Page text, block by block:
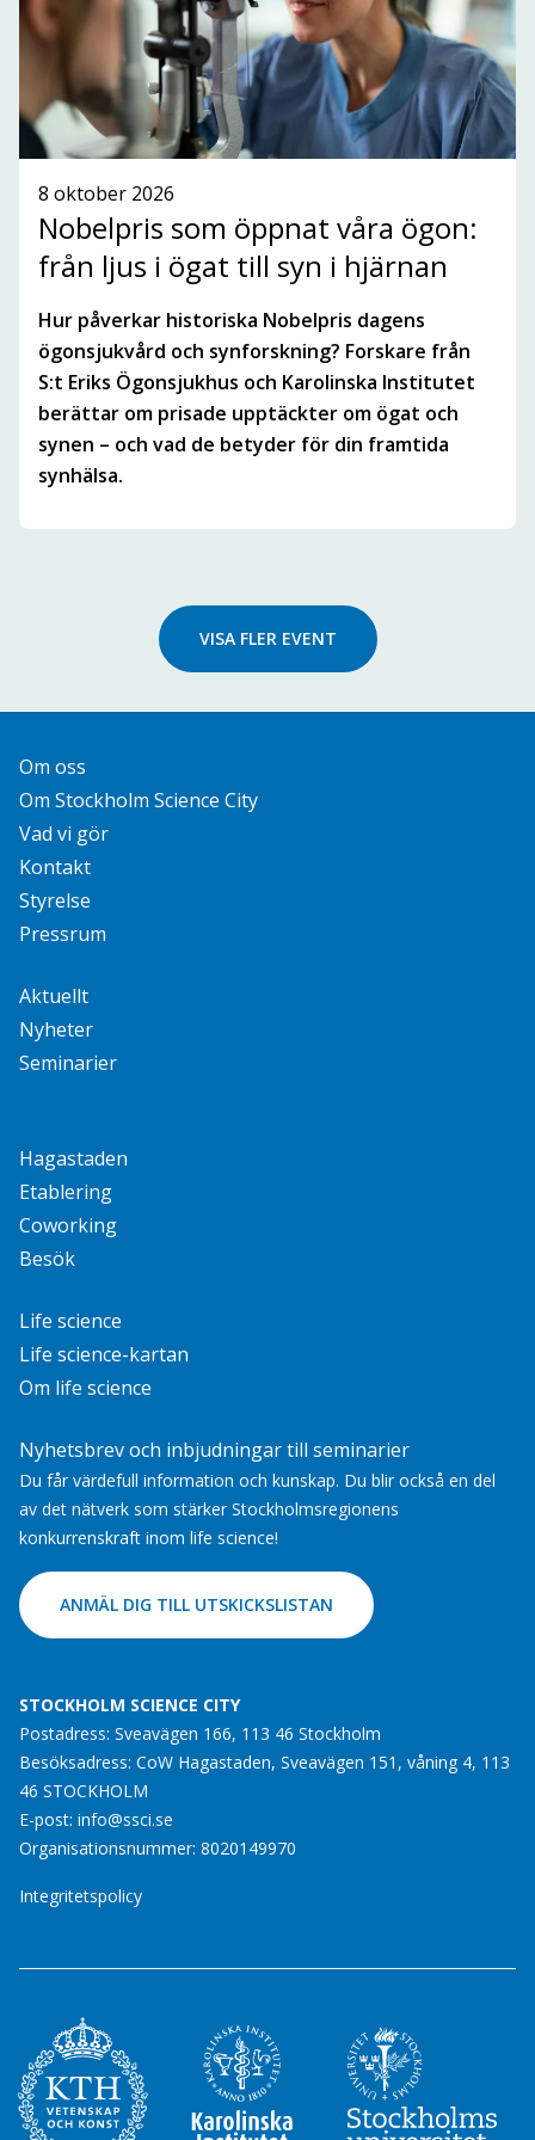
SE ALLA NYHETER
8 oktober 2026
Nobelpris som öppnat våra ögon:
från ljus i ögat till syn i hjärnan
Hur påverkar historiska Nobelpris dagens
ögonsjukvård och synforskning? Forskare från
S:t Eriks Ögonsjukhus och Karolinska Institutet
berättar om prisade upptäckter om ögat och
synen – och vad de betyder för din framtida
synhälsa.
VISA FLER EVENT
Om oss
Om Stockholm Science City
Vad vi gör
Kontakt
Styrelse
Pressrum
Aktuellt
Nyheter
Seminarier
Hagastaden
Etablering
Coworking
Besök
Life science
Life science-kartan
Om life science
Nyhetsbrev och inbjudningar till seminarier
Du får värdefull information och kunskap. Du blir också en del
av det nätverk som stärker Stockholmsregionens
konkurrenskraft inom life science!
ANMÄL DIG TILL UTSKICKSLISTAN
STOCKHOLM SCIENCE CITY
Postadress: Sveavägen 166, 113 46 Stockholm
Besöksadress: CoW Hagastaden, Sveavägen 151, våning 4, 113
46 STOCKHOLM
E-post: info@ssci.se
Organisationsnummer: 8020149970
Integritetspolicy